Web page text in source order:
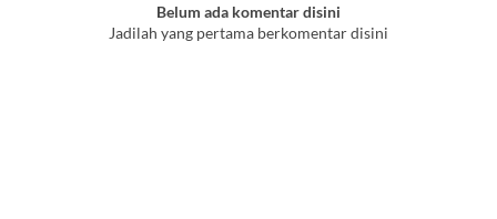
Belum ada komentar disini
Jadilah yang pertama berkomentar disini